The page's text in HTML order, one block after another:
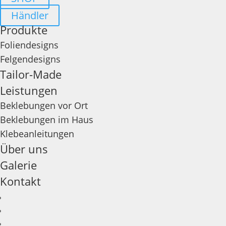
Händler
Produkte
Foliendesigns
Felgendesigns
Tailor-Made
Leistungen
Beklebungen vor Ort
Beklebungen im Haus
Klebeanleitungen
Über uns
Galerie
Kontakt